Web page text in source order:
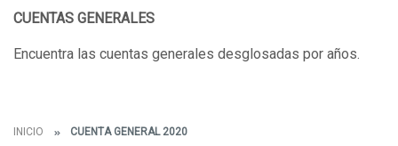
CUENTAS GENERALES
Encuentra las cuentas generales desglosadas por años.
INICIO CUENTA GENERAL 2020